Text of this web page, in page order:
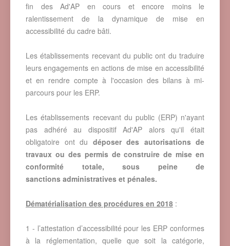
fin des Ad'AP en cours et encore moins le
ralentissement de la dynamique de mise en
accessibilité du cadre bâti.
Les établissements recevant du public ont du traduire
leurs engagements en actions de mise en accessibilité
et en rendre compte à l'occasion des bilans à mi-
parcours pour les ERP.
Les établissements recevant du public (ERP) n'ayant
pas adhéré au dispositif Ad'AP alors qu'il était
obligatoire ont du déposer des autorisations de
travaux ou des permis de construire de mise en
conformité totale, sous peine de
sanctions administratives et pénales.
Dématérialisation des procédures en 2018 :
1 - l’attestation d’accessibilité pour les ERP conformes
à la réglementation, quelle que soit la catégorie,